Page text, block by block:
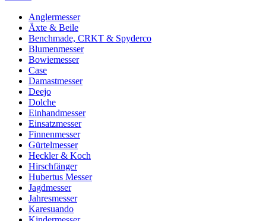
Anglermesser
Äxte & Beile
Benchmade, CRKT & Spyderco
Blumenmesser
Bowiemesser
Case
Damastmesser
Deejo
Dolche
Einhandmesser
Einsatzmesser
Finnenmesser
Gürtelmesser
Heckler & Koch
Hirschfänger
Hubertus Messer
Jagdmesser
Jahresmesser
Karesuando